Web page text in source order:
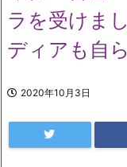
ラを受けま
ディアも自
2020年10月3日